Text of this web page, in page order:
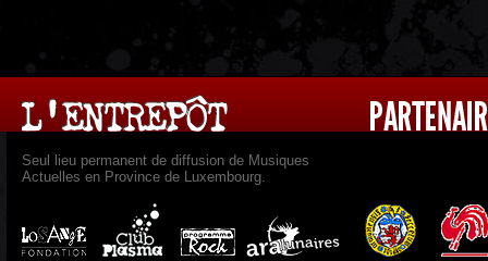
Seul lieu permanent de diffusion de Musiques
Actuelles en Province de Luxembourg.